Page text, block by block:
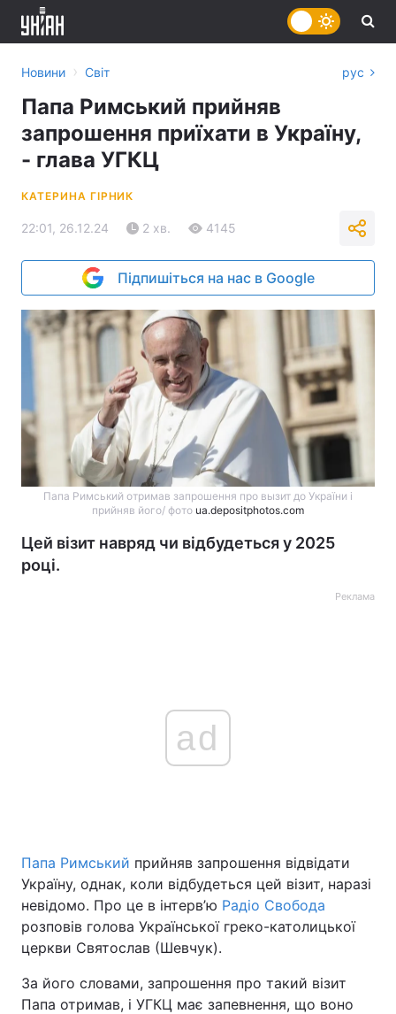
Головна Війна
Україна Політика
Економіка Світ
Спорт Наука
Новини › Світ рус
Папа Римський прийняв
запрошення приїхати в Україну,
- глава УГКЦ
КАТЕРИНА ГІРНИК
22:01, 26.12.24 2 хв. 4145
Підпишіться на нас в Google
Папа Римський отримав запрошення про вызит до України і
прийняв його/ фото ua.depositphotos.com
Цей візит навряд чи відбудеться у 2025
році.
Реклама
ad
Папа Римський прийняв запрошення відвідати
Україну, однак, коли відбудеться цей візит, наразі
невідомо. Про це в інтерв’ю Радіо Свобода
розповів голова Української греко-католицької
церкви Святослав (Шевчук).
За його словами, запрошення про такий візит
Папа отримав, і УГКЦ має запевнення, що воно